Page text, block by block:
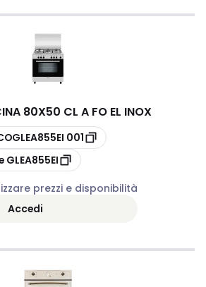
80X50 CL A FO EL INOX
COGLEA855EI 001
GLEA855EI
prezzi e disponibilità
Accedi